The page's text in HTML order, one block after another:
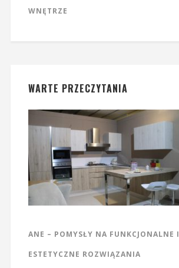
WNĘTRZE
WARTE PRZECZYTANIA
ANE – POMYSŁY NA FUNKCJONALNE I
ESTETYCZNE ROZWIĄZANIA